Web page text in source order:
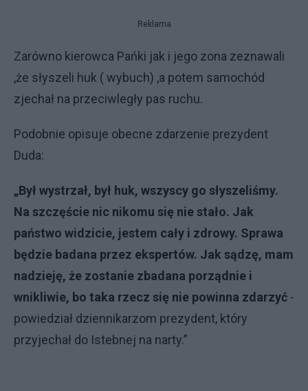
Reklama
Zarówno kierowca Pańki jak i jego zona zeznawali
,że słyszeli huk ( wybuch) ,a potem samochód
zjechał na przeciwległy pas ruchu.
Podobnie opisuje obecne zdarzenie prezydent
Duda:
„Był wystrzał, był huk, wszyscy go słyszeliśmy.
Na szczęście nic nikomu się nie stało. Jak
państwo widzicie, jestem cały i zdrowy. Sprawa
będzie badana przez ekspertów. Jak sądzę, mam
nadzieję, że zostanie zbadana porządnie i
wnikliwie, bo taka rzecz się nie powinna zdarzyć -
powiedział dziennikarzom prezydent, który
przyjechał do Istebnej na narty.”